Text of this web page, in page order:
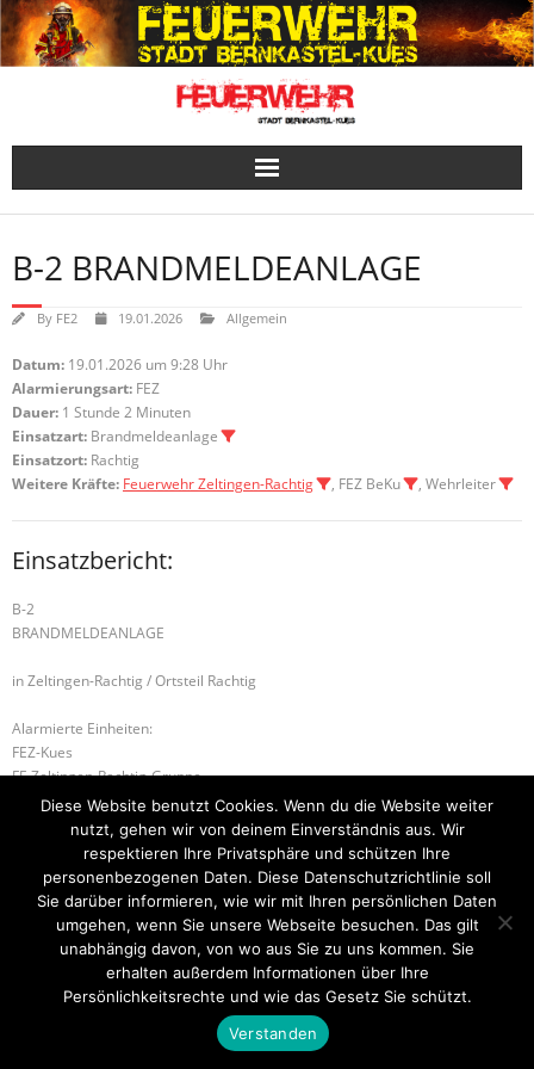
Skip
to
content
B-2 BRANDMELDEANLAGE
By FE2 19.01.2026 Allgemein
Datum: 19.01.2026 um 9:28 Uhr
Alarmierungsart: FEZ
Dauer: 1 Stunde 2 Minuten
Einsatzart: Brandmeldeanlage
Einsatzort: Rachtig
Weitere Kräfte: Feuerwehr Zeltingen-Rachtig , FEZ BeKu , Wehrleiter
Einsatzbericht:
B-2
BRANDMELDEANLAGE
in Zeltingen-Rachtig / Ortsteil Rachtig
Alarmierte Einheiten:
FEZ-Kues
FF-Zeltingen-Rachtig-Gruppe
BeKu WL
B-2 BRANDMELDEANLAGE B-2 BRANDMELDEANLAGE
Startseite Einsätze Mitglied werden Über uns
Bilder
Kontakt
Theme byThink Up Themes Ltd. Powered byWordPress.
Diese Website benutzt Cookies. Wenn du die Website weiter
nutzt, gehen wir von deinem Einverständnis aus. Wir
respektieren Ihre Privatsphäre und schützen Ihre
personenbezogenen Daten. Diese Datenschutzrichtlinie soll
Sie darüber informieren, wie wir mit Ihren persönlichen Daten
umgehen, wenn Sie unsere Webseite besuchen. Das gilt
unabhängig davon, von wo aus Sie zu uns kommen. Sie
erhalten außerdem Informationen über Ihre
Persönlichkeitsrechte und wie das Gesetz Sie schützt.
Verstanden